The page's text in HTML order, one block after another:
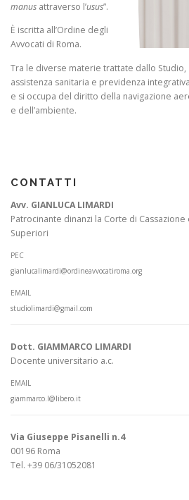
manus attraverso l’usus”.
È iscritta all’Ordine degli
Avvocati di Roma.
Tra le diverse materie trattate dallo
assistenza sanitaria e previdenza
e si occupa del diritto della navigazione
e dell’ambiente.
CONTATTI
Avv. GIANLUCA LIMARDI
Patrocinante dinanzi la Corte di
Superiori
PEC
gianlucalimardi@ordineavvocatiroma.org
EMAIL
studiolimardi@gmail.com
Dott. GIAMMARCO LIMARDI
Docente universitario a.c.
EMAIL
giammarco.l@libero.it
Via Giuseppe Pisanelli n.4
00196 Roma
Tel. +39 06/31052081